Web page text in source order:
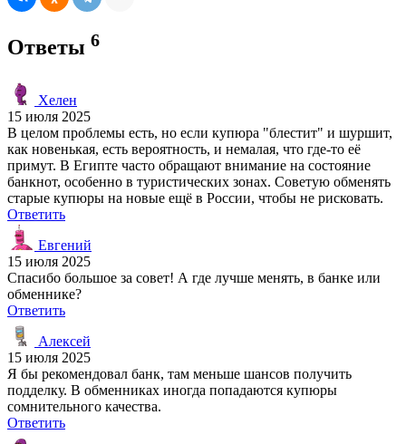
Ответы 6
Хелен
15 июля 2025
В целом проблемы есть, но если купюра "блестит" и шуршит,
как новенькая, есть вероятность, и немалая, что где-то её
примут. В Египте часто обращают внимание на состояние
банкнот, особенно в туристических зонах. Советую обменять
старые купюры на новые ещё в России, чтобы не рисковать.
Ответить
Евгений
15 июля 2025
Спасибо большое за совет! А где лучше менять, в банке или
обменнике?
Ответить
Алексей
15 июля 2025
Я бы рекомендовал банк, там меньше шансов получить
подделку. В обменниках иногда попадаются купюры
сомнительного качества.
Ответить